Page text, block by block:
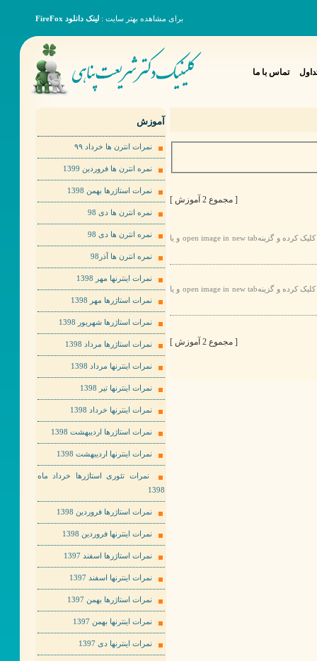
برای مشاهده بهتر سایت : لینک دانلود FireFox
تماس با ما
[ مجموع 2 آموزش ]
برای مشاهده عکس ها به صورت بهتر لطفا روی عکس مورد نظر راست کلیک کرده و گزینهopen image in new tab و یا
برای مشاهده عکس ها به صورت بهتر لطفا روی عکس مورد نظر راست کلیک کرده و گزینهopen image in new tab و یا
[ مجموع 2 آموزش ]
آموزش
نمرات انترن ها خرداد ٩٩
نمره انترن ها فروردین 1399
نمرات استاژرها بهمن 1398
نمره انترن ها دی 98
نمره انترن ها دی 98
نمره انترن ها آذر98
نمرات اینترنها مهر 1398
نمرات استاژرها مهر 1398
نمرات استاژرها شهریور 1398
نمرات استاژرها مرداد 1398
نمرات اینترنها مرداد 1398
نمرات اینترنها تیر 1398
نمرات اینترنها خرداد 1398
نمرات استاژرها اردیبهشت 1398
نمرات اینترنها اردیبهشت 1398
نمرات تئوری استاژرها خرداد ماه
1398
نمرات استاژرها فروردین 1398
نمرات اینترنها فروردین 1398
نمرات استاژرها اسفند 1397
نمرات اینترنها اسفند 1397
نمرات استاژرها بهمن 1397
نمرات اینترنها بهمن 1397
نمرات اینترنها دی 1397